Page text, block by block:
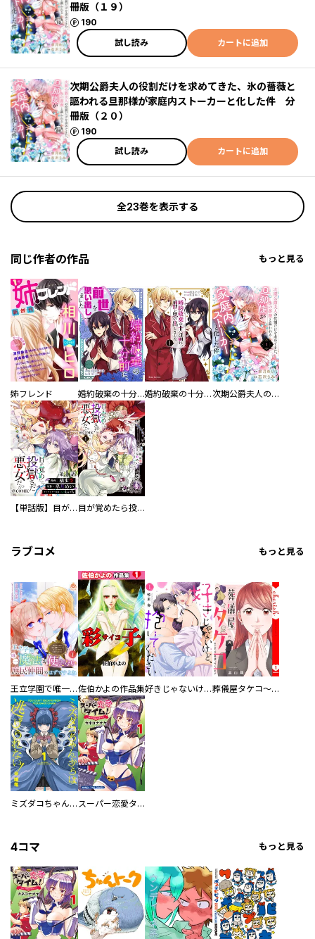
冊版（１９）
190
ポイント
試し読み
カートに追加
次期公爵夫人の役割だけを求めてきた、氷の薔薇と
謳われる旦那様が家庭内ストーカーと化した件 分
冊版（２０）
190
ポイント
試し読み
カートに追加
全23巻を表示する
同じ作者の作品 もっと見る
姉フレンド 婚約破棄の十分前に、前世を思い出しました 婚約破棄の十分前に、前世を思い出しました【単行本】 次期公爵夫人の役割だけを求めてきた、氷の薔薇と謳われる旦那様が家庭内ストーカーと化した件
【単話版】目が覚めたら投獄された悪女だった@COMIC 目が覚めたら投獄された悪女だった@COMIC
ラブコメ もっと見る
王立学園で唯一魔法が使えない庶民仲間のはずですよね～実は王子様で私を溺愛しているなんて告白はやめてください～佐伯かよの作品集 好きじゃないけど、抱いてください【電子単行本版／特典おまけ付き】 葬儀屋タケコ～あなたの最期、叶えます【電子単行本版】
ミズダコちゃんからは逃げられない！ スーパー恋愛タイム！～現場でドＳな彼女は自宅でデレる～
4コマ もっと見る